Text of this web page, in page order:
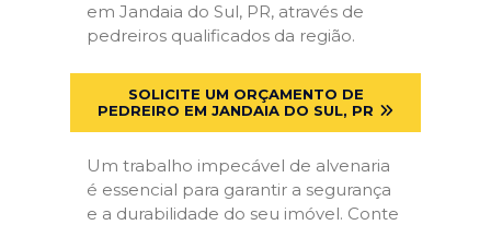
em Jandaia do Sul, PR, através de
pedreiros qualificados da região.
SOLICITE UM ORÇAMENTO DE
PEDREIRO EM JANDAIA DO SUL, PR
Um trabalho impecável de alvenaria
é essencial para garantir a segurança
e a durabilidade do seu imóvel. Conte